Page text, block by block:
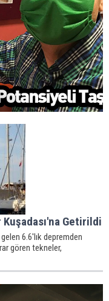
Getirildi
6.6'lık depremden
gören tekneler,